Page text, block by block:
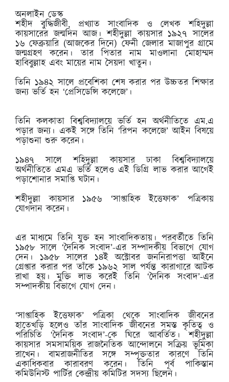
অনলাইন ডেস্ক
শহীদ বুদ্ধিজীবী, প্রখ্যাত সাংবাদিক ও লেখক শহিদুল্লা
কায়সারের জন্মদিন আজ। শহীদুল্লা কায়সার ১৯২৭ সালের
১৬ ফেব্রুয়ারি (আজকের দিনে) ফেনী জেলার মাজাপুর গ্রামে
জন্মগ্রহণ করেন। তার পিতার নাম মাওলানা মোহাম্মদ
হাবিবুল্লাহ এবং মায়ের নাম সৈয়দা খাতুন।
তিনি ১৯৪২ সালে প্রবেশিকা শেষ করার পর উচ্চতর শিক্ষার
জন্য ভর্তি হন ‘প্রেসিডেন্সি কলেজে’।
তিনি কলকাতা বিশ্ববিদ্যালয়ে ভর্তি হন অর্থনীতিতে এম.এ
পড়ার জন্য। একই সঙ্গে তিনি ‘রিপন কলেজে’ আইন বিষয়ে
পড়াশুনা শুরু করেন।
১৯৪৭ সালে শহিদুল্লা কায়সার ঢাকা বিশ্ববিদ্যালয়ে
অর্থনীতিতে এমএ ভর্তি হলেও এই ডিগ্রি লাভ করার আগেই
পড়াশোনার সমাপ্তি ঘটান।
শহীদুল্লা কায়সার ১৯৫৬ ‘সাপ্তাহিক ইত্তেফাক’ পত্রিকায়
যোগদান করেন।
এর মাধ্যমে তিনি যুক্ত হন সাংবাদিকতায়। পরবর্তীতে তিনি
১৯৫৮ সালে ‘দৈনিক সংবাদ’-এর সম্পাদকীয় বিভাগে যোগ
দেন। ১৯৫৮ সালের ১৪ই অক্টোবর জননিরাপত্তা আইনে
গ্রেপ্তার করার পর তাঁকে ১৯৬২ সাল পর্যন্ত কারাগারে আটক
রাখা হয়। মুক্তি লাভ করেই তিনি ‘দৈনিক সংবাদ’-এর
সম্পাদকীয় বিভাগে যোগ দেন।
‘সাপ্তাহিক ইত্তেফাক’ পত্রিকা থেকে সাংবাদিক জীবনের
হাতেখড়ি হলেও তাঁর সাংবাদিক জীবনের সমস্ত কৃতিত্ব ও
পরিচিতি ‘দৈনিক সংবাদ’-কে ঘিরে আবর্তিত। শহীদুল্লা
কায়সার সমসাময়িক রাজনৈতিক আন্দোলনে সক্রিয় ভূমিকা
রাখেন। বামরাজনীতির সঙ্গে সম্পৃক্ততার কারণে তিনি
একাধিকবার কারাবরণ করেন। তিনি পূর্ব পাকিস্তান
কমিউনিস্ট পার্টির কেন্দ্রীয় কমিটির সদস্য ছিলেন।